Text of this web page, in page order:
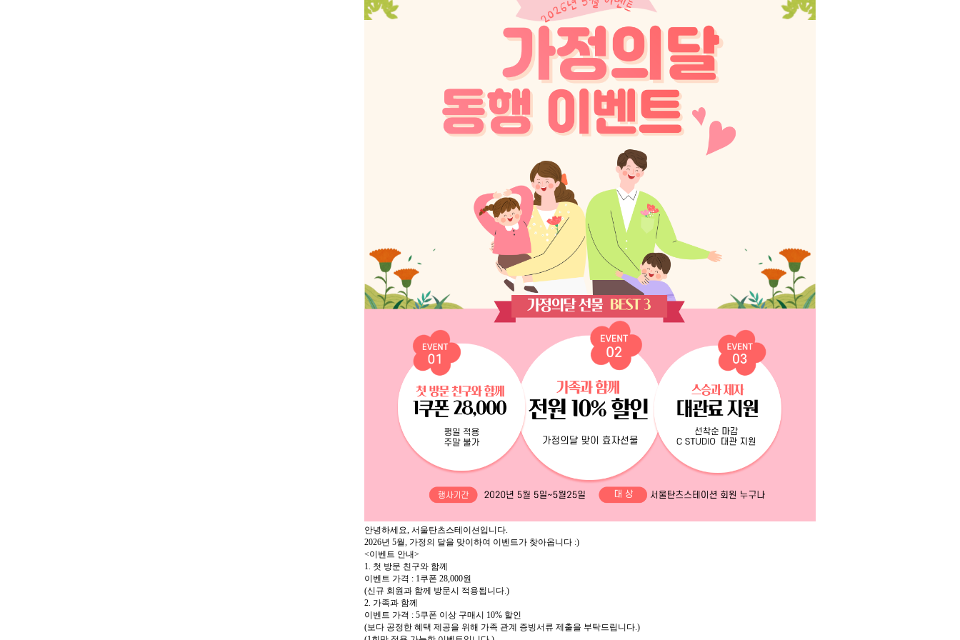
안녕하세요, 서울탄츠스테이션입니다.
2026년 5월, 가정의 달을 맞이하여 이벤트가 찾아옵니다 :)
<이벤트 안내>
1. 첫 방문 친구와 함께
이벤트 가격 : 1쿠폰 28,000원
(신규 회원과 함께 방문시 적용됩니다.)
2. 가족과 함께
이벤트 가격 : 5쿠폰 이상 구매시 10% 할인
(보다 공정한 혜택 제공을 위해 가족 관계 증빙서류 제출을 부탁드립니다.)